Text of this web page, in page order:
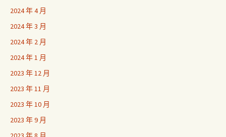
2024 年 4 月
2024 年 3 月
2024 年 2 月
2024 年 1 月
2023 年 12 月
2023 年 11 月
2023 年 10 月
2023 年 9 月